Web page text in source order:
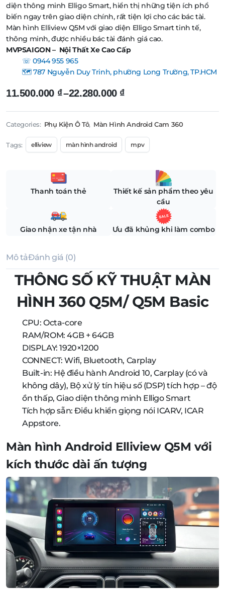
diện thông minh Elligo Smart, hiển thị những tiện ích phổ
biến ngay trên giao diện chính, rất tiện lợi cho các bác tài.
Màn hình Elliview Q5M với giao diện Elligo Smart tinh tế,
thông minh, được nhiều bác tài đánh giá cao.
MVPSAIGON – Nội Thất Xe Cao Cấp
☏ 0944 955 965
🗺️ 787 Nguyễn Duy Trinh, phường Long Trường, TP.HCM
11.500.000 ₫–22.280.000 ₫
Khoảng
từ
11.500.000 ₫
22.280.000 ₫
Categories: Phụ Kiện Ô Tô, Màn Hình Android Cam 360
Tags: elliview màn hình android mpv
Thanh toán thẻ
Thiết kế sản phẩm theo yêu
cầu
Giao nhận xe tận nhà Ưu đã khủng khi làm combo
Mô tảĐánh giá (0)
THÔNG SỐ KỸ THUẬT MÀN
HÌNH 360 Q5M/ Q5M Basic
CPU: Octa-core
RAM/ROM: 4GB + 64GB
DISPLAY: 1920×1200
CONNECT: Wifi, Bluetooth, Carplay
Built-in: Hệ điều hành Android 10, Carplay (có và
không dây), Bộ xử lý tín hiệu số (DSP) tích hợp – độ
ồn thấp, Giao diện thông minh Elligo Smart
Tích hợp sẵn: Điều khiển giọng nói ICARV, ICAR
Appstore.
Màn hình Android Elliview Q5M với
kích thước dài ấn tượng